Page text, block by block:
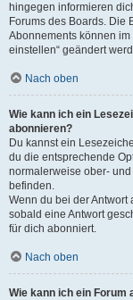
hingegen informieren
Forums des Boards. Die
Abonnements können
einstellen“ geändert
Nach oben
Wie kann ich ein
abonnieren?
Du kannst ein
du die entsprechende
normalerweise ober-
befinden.
Wenn du bei der Antwort
sobald eine Antwort
für dich abonniert.
Nach oben
Wie kann ich ein Forum